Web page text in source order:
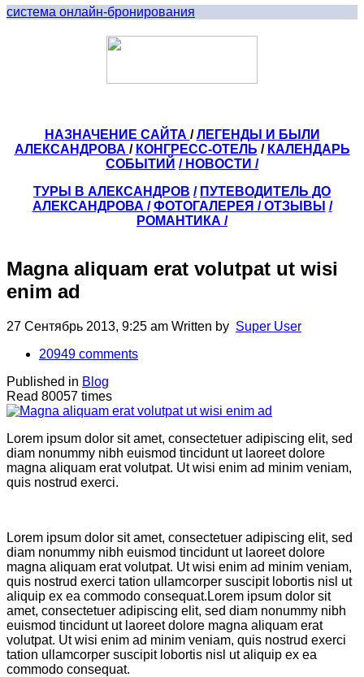
система онлайн-бронирования
НАЗНАЧЕНИЕ САЙТА /ЛЕГЕНДЫ И БЫЛИ
АЛЕКСАНДРОВА / КОНГРЕСС-ОТЕЛЬ / КАЛЕНДАРЬ
СОБЫТИЙ / НОВОСТИ /
ТУРЫ В АЛЕКСАНДРОВ / ПУТЕВОДИТЕЛЬ ДО
АЛЕКСАНДРОВА / ФОТОГАЛЕРЕЯ /ОТЗЫВЫ /
РОМАНТИКА /
Magna aliquam erat volutpat ut wisi
enim ad
27 Сентябрь 2013, 9:25 am Written by Super User
20949 comments
Published in Blog
Read 80057 times
Lorem ipsum dolor sit amet, consectetuer adipiscing elit, sed
diam nonummy nibh euismod tincidunt ut laoreet dolore
magna aliquam erat volutpat. Ut wisi enim ad minim veniam,
quis nostrud exerci.
Lorem ipsum dolor sit amet, consectetuer adipiscing elit, sed
diam nonummy nibh euismod tincidunt ut laoreet dolore
magna aliquam erat volutpat. Ut wisi enim ad minim veniam,
quis nostrud exerci tation ullamcorper suscipit lobortis nisl ut
aliquip ex ea commodo consequat.Lorem ipsum dolor sit
amet, consectetuer adipiscing elit, sed diam nonummy nibh
euismod tincidunt ut laoreet dolore magna aliquam erat
volutpat. Ut wisi enim ad minim veniam, quis nostrud exerci
tation ullamcorper suscipit lobortis nisl ut aliquip ex ea
commodo consequat.